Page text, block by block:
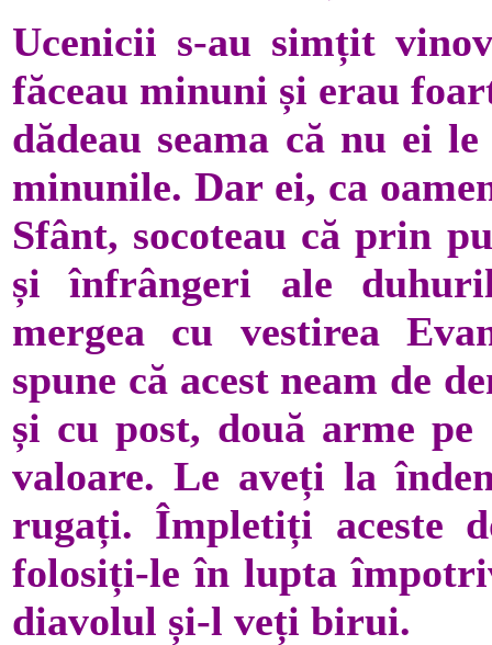
Ucenicii s-au simțit
făceau minuni și erau
dădeau seama că nu ei
minunile. Dar ei, ca
Sfânt, socoteau că prin
și înfrângeri ale
mergea cu vestirea
spune că acest neam de
și cu post, două arme
valoare. Le aveți la
rugați. Împletiți aceste
folosiți-le în lupta
diavolul și-l veți birui.